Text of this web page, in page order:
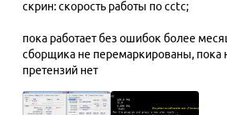
скрин: скорость работы по cctc;
пока работает без ошибок более
сборщика не перемаркированы, пока
претензий нет